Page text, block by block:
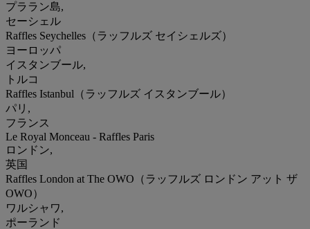
プララン島,
セーシェル
Raffles Seychelles（ラッフルズ セイシェルズ）
ヨーロッパ
イスタンブール,
トルコ
Raffles Istanbul（ラッフルズ イスタンブール）
パリ,
フランス
Le Royal Monceau - Raffles Paris
ロンドン,
英国
Raffles London at The OWO（ラッフルズ ロンドン アット ザ
OWO）
ワルシャワ,
ポーランド